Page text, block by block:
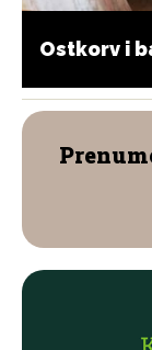
Ostkorv i